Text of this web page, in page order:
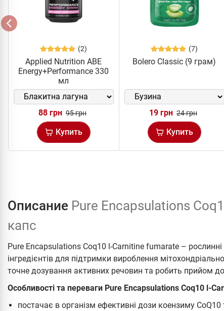
(2)
Applied Nutrition ABE
Energy+Performance 330
мл
88 грн 95 грн
Купить
(7)
Bolero Classic (9 грам)
19 грн 24 грн
Купить
Описание Pure Encapsulations
капс
Pure Encapsulations Coq10 l-Carnitine fumarate –
інгредієнтів для підтримки вироблення
точне дозування активних речовин та робить прийом
Особливості та переваги Pure Encapsulations Coq10 l-
постачає в організм ефективні дози коензиму